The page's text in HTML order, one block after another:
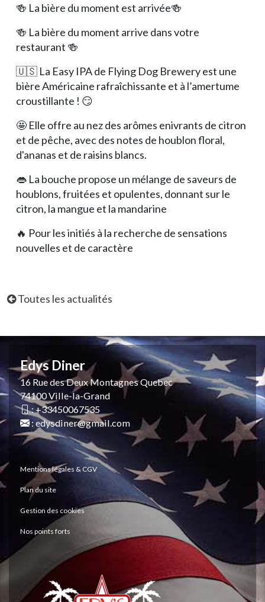
🍻 La bière du moment est arrivée🍻
🍻 La bière du moment arrive dans votre
restaurant 🍻
🇺🇸 La Easy IPA de Flying Dog Brewery est une
bière Américaine rafraîchissante et à l’amertume
croustillante ! 😏
🤩 Elle offre au nez des arômes enivrants de citron
et de pêche, avec des notes de houblon floral,
d'ananas et de raisins blancs.
👄 La bouche propose un mélange de saveurs de
houblons, fruitées et opulentes, donnant sur le
citron, la mangue et la mandarine
🔥 Pour les initiés à la recherche de sensations
nouvelles et de caractère
Toutes les actualités
Edys Diner
16 Rue des Deux Montagnes Quebec
74100 Ville-la-Grand
:+33450067535
:edysdiner@gmail.com
Mentions légales & CGV
Plan du site
Gestion des cookies
Nos points forts